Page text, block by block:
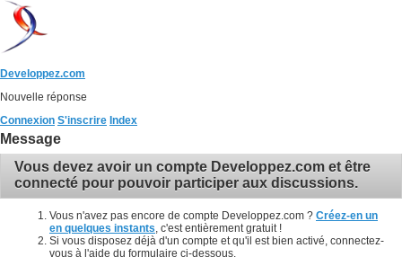
Developpez.com
Nouvelle réponse
Connexion S'inscrire Index
Message
Vous devez avoir un compte Developpez.com et être
connecté pour pouvoir participer aux discussions.
Vous n'avez pas encore de compte Developpez.com ? Créez-en un
en quelques instants , c'est entièrement gratuit !
Si vous disposez déjà d'un compte et qu'il est bien activé, connectez-
vous à l'aide du formulaire ci-dessous.